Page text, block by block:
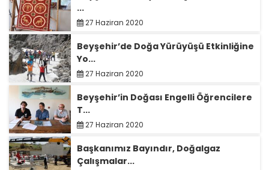
...
27 Haziran 2020
Beyşehir’de Doğa Yürüyüşü Etkinliğine
Yo...
27 Haziran 2020
Beyşehir’in Doğası Engelli Öğrencilere
T...
27 Haziran 2020
Başkanımız Bayındır, Doğalgaz
Çalışmalar...